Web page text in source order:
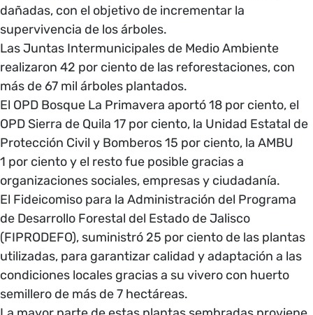
dañadas, con el objetivo de incrementar la
supervivencia de los árboles.
Las Juntas Intermunicipales de Medio Ambiente
realizaron 42 por ciento de las reforestaciones, con
más de 67 mil árboles plantados.
El OPD Bosque La Primavera aportó 18 por ciento, el
OPD Sierra de Quila 17 por ciento, la Unidad Estatal de
Protección Civil y Bomberos 15 por ciento, la AMBU
1 por ciento y el resto fue posible gracias a
organizaciones sociales, empresas y ciudadanía.
El Fideicomiso para la Administración del Programa
de Desarrollo Forestal del Estado de Jalisco
(FIPRODEFO), suministró 25 por ciento de las plantas
utilizadas, para garantizar calidad y adaptación a las
condiciones locales gracias a su vivero con huerto
semillero de más de 7 hectáreas.